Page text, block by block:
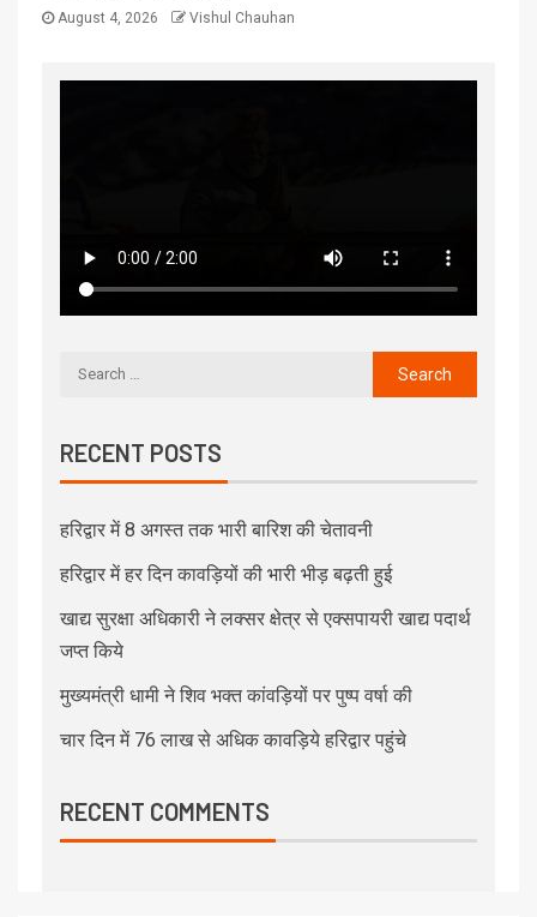
August 4, 2026 Vishul Chauhan
RECENT POSTS
हरिद्वार में 8 अगस्त तक भारी बारिश की चेतावनी
हरिद्वार में हर दिन कावड़ियों की भारी भीड़ बढ़ती हुई
खाद्य सुरक्षा अधिकारी ने लक्सर क्षेत्र से एक्सपायरी खाद्य पदार्थ
जप्त किये
मुख्यमंत्री धामी ने शिव भक्त कांवड़ियों पर पुष्प वर्षा की
चार दिन में 76 लाख से अधिक कावड़िये हरिद्वार पहुंचे
RECENT COMMENTS